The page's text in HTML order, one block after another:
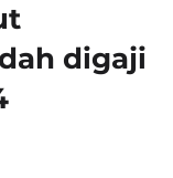
digaji